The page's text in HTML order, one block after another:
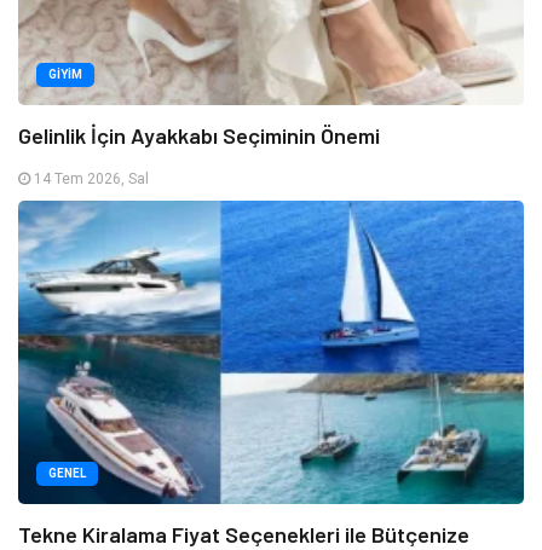
GIYIM
Gelinlik İçin Ayakkabı Seçiminin Önemi
14 Tem 2026, Sal
GENEL
Tekne Kiralama Fiyat Seçenekleri ile Bütçenize